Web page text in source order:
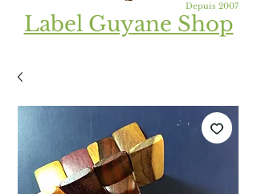
Depuis 2007
Label Guyane Shop